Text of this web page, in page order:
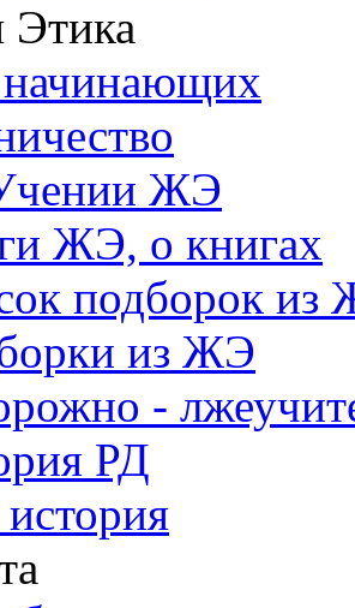
начинающих
ЖЭ
ЖЭ, о книгах
подборок из
из ЖЭ
-
РД